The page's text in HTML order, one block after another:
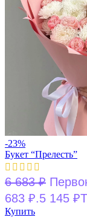
-23%
Букет “Прелесть”
6 683₽
683 ₽.5 145 ₽
Купить